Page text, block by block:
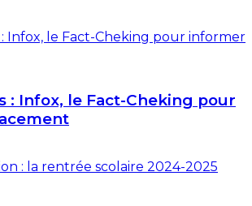
: Infox, le Fact-Cheking pour